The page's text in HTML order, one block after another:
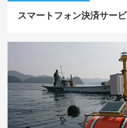
スマートフォン決済サー